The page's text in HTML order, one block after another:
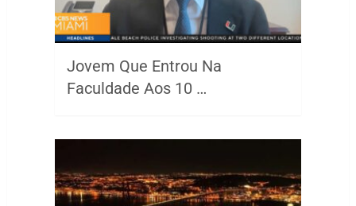
Jovem Que Entrou Na
Faculdade Aos 10 …